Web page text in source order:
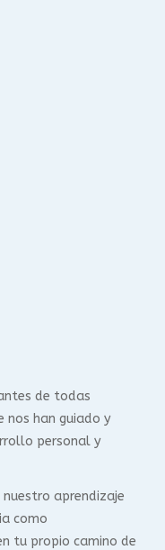
de todas
nos han guiado y
personal y
aprendizaje
como
tu propio camino de